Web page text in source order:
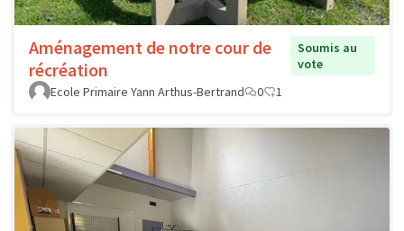
Aménagement de notre cour de
récréation
Soumis au
vote
Ecole Primaire Yann Arthus-Bertrand
0 1